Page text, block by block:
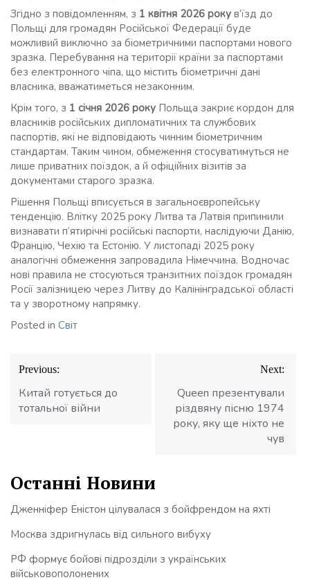
Згідно з повідомленням, з 1 квітня 2026 року в’їзд до
Польщі для громадян Російської Федерації буде
можливий виключно за біометричними паспортами нового
зразка. Перебування на території країни за паспортами
без електронного чіпа, що містить біометричні дані
власника, вважатиметься незаконним.
Крім того, з 1 січня 2026 року Польща закриє кордон для
власників російських дипломатичних та службових
паспортів, які не відповідають чинним біометричним
стандартам. Таким чином, обмеження стосуватимуться не
лише приватних поїздок, а й офіційних візитів за
документами старого зразка.
Рішення Польщі вписується в загальноєвропейську
тенденцію. Влітку 2025 року Литва та Латвія припинили
визнавати п’ятирічні російські паспорти, наслідуючи Данію,
Францію, Чехію та Естонію. У листопаді 2025 року
аналогічні обмеження запровадила Німеччина. Водночас
нові правила не стосуються транзитних поїздок громадян
Росії залізницею через Литву до Калінінградської області
та у зворотному напрямку.
Posted in Світ
Навігація
записів
Previous:
Китай готується до
тотальної війни
Next:
Queen презентували
різдвяну пісню 1974
року, яку ще ніхто не
чув
Останні Новини
Дженніфер Еністон цілувалася з бойфрендом на яхті
Москва здригнулась від сильного вибуху
РФ формує бойові підрозділи з українських
військовополонених